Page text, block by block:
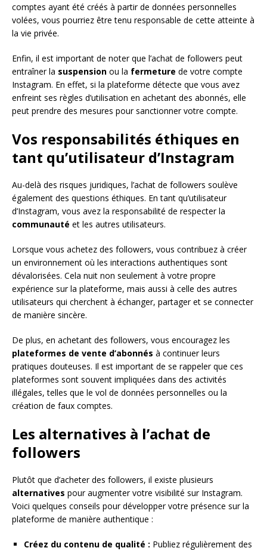
comptes ayant été créés à partir de données personnelles
volées, vous pourriez être tenu responsable de cette atteinte à
la vie privée.
Enfin, il est important de noter que l’achat de followers peut
entraîner la suspension ou la fermeture de votre compte
Instagram. En effet, si la plateforme détecte que vous avez
enfreint ses règles d’utilisation en achetant des abonnés, elle
peut prendre des mesures pour sanctionner votre compte.
Vos responsabilités éthiques en
tant qu’utilisateur d’Instagram
Au-delà des risques juridiques, l’achat de followers soulève
également des questions éthiques. En tant qu’utilisateur
d’Instagram, vous avez la responsabilité de respecter la
communauté et les autres utilisateurs.
Lorsque vous achetez des followers, vous contribuez à créer
un environnement où les interactions authentiques sont
dévalorisées. Cela nuit non seulement à votre propre
expérience sur la plateforme, mais aussi à celle des autres
utilisateurs qui cherchent à échanger, partager et se connecter
de manière sincère.
De plus, en achetant des followers, vous encouragez les
plateformes de vente d’abonnés à continuer leurs
pratiques douteuses. Il est important de se rappeler que ces
plateformes sont souvent impliquées dans des activités
illégales, telles que le vol de données personnelles ou la
création de faux comptes.
Les alternatives à l’achat de
followers
Plutôt que d’acheter des followers, il existe plusieurs
alternatives pour augmenter votre visibilité sur Instagram.
Voici quelques conseils pour développer votre présence sur la
plateforme de manière authentique :
Créez du contenu de qualité : Publiez régulièrement des